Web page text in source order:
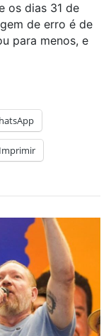
os dias 31 de
de erro é de
para menos, e
Imprimir